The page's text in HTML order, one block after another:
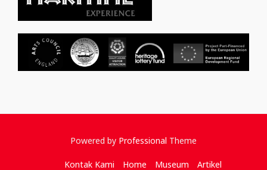
Powered by Professional Theme
Kontak Kami Home Museum Artikel